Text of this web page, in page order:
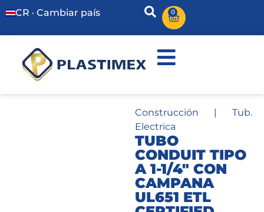
CR · Cambiar país 0
Construcción | Tub.
Electrica
TUBO
CONDUIT TIPO
A 1-1/4″ CON
CAMPANA
UL651 ETL